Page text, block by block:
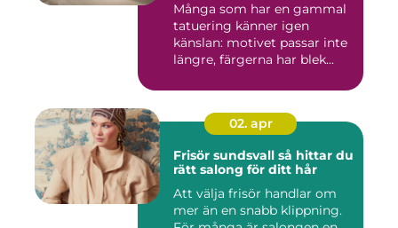
Många som har en gammal
tatuering känner igen
känslan: motivet passar inte
längre, färgerna har blek...
02. apr
Frisör sundsvall så hittar du
rätt salong för ditt hår
Att välja frisör handlar om
mer än en snabb klippning.